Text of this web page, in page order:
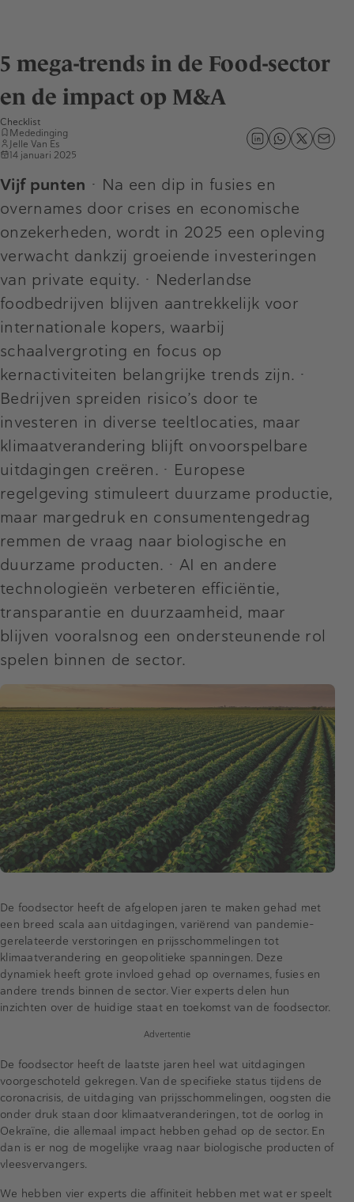
5 mega-trends in de Food-sector
en de impact op M&A
Checklist
Mededinging
Jelle Van Es
14 januari 2025
Vijf punten • Na een dip in fusies en
overnames door crises en economische
onzekerheden, wordt in 2025 een opleving
verwacht dankzij groeiende investeringen
van private equity. • Nederlandse
foodbedrijven blijven aantrekkelijk voor
internationale kopers, waarbij
schaalvergroting en focus op
kernactiviteiten belangrijke trends zijn. •
Bedrijven spreiden risico’s door te
investeren in diverse teeltlocaties, maar
klimaatverandering blijft onvoorspelbare
uitdagingen creëren. • Europese
regelgeving stimuleert duurzame productie,
maar margedruk en consumentengedrag
remmen de vraag naar biologische en
duurzame producten. • AI en andere
technologieën verbeteren efficiëntie,
transparantie en duurzaamheid, maar
blijven vooralsnog een ondersteunende rol
spelen binnen de sector.
De foodsector heeft de afgelopen jaren te maken gehad met
een breed scala aan uitdagingen, variërend van pandemie-
gerelateerde verstoringen en prijsschommelingen tot
klimaatverandering en geopolitieke spanningen. Deze
dynamiek heeft grote invloed gehad op overnames, fusies en
andere trends binnen de sector. Vier experts delen hun
inzichten over de huidige staat en toekomst van de foodsector.
Advertentie
De foodsector heeft de laatste jaren heel wat uitdagingen
voorgeschoteld gekregen. Van de specifieke status tijdens de
coronacrisis, de uitdaging van prijsschommelingen, oogsten die
onder druk staan door klimaatveranderingen, tot de oorlog in
Oekraïne, die allemaal impact hebben gehad op de sector. En
dan is er nog de mogelijke vraag naar biologische producten of
vleesvervangers.
We hebben vier experts die affiniteit hebben met wat er speelt